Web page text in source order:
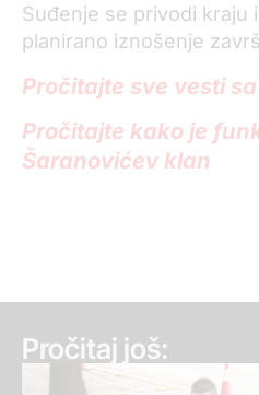
Suđenje se privodi kraju
planirano iznošenje
Pročitajte sve vesti
Pročitajte kako je
Šaranovićev klan
Pročitaj još: